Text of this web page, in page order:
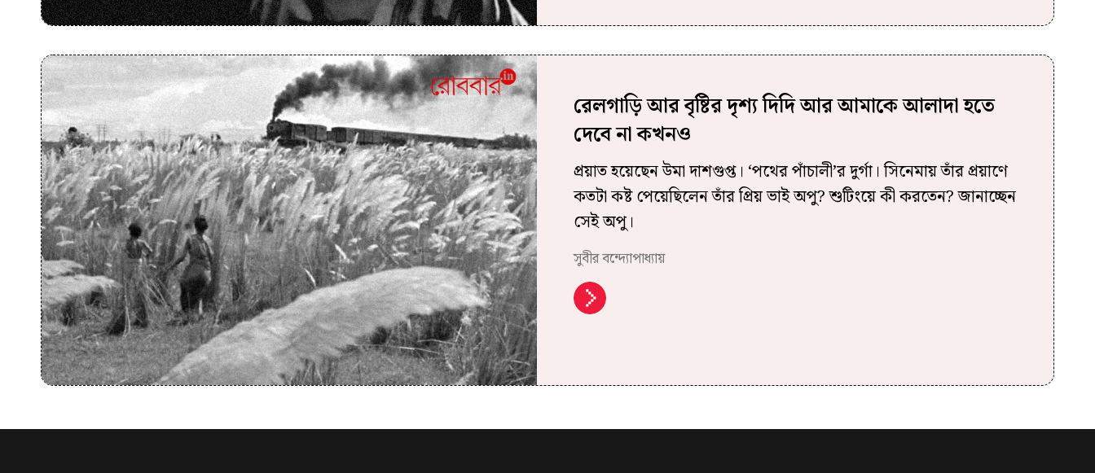
রেলগাড়ি আর বৃষ্টির দৃশ্য দিদি আর আমাকে আলাদা হতে
দেবে না কখনও
প্রয়াত হয়েছেন উমা দাশগুপ্ত। ‘পথের পাঁচালী’র দুর্গা। সিনেমায় তাঁর প্রয়াণে
কতটা কষ্ট পেয়েছিলেন তাঁর প্রিয় ভাই অপু? শুটিংয়ে কী করতেন? জানাচ্ছেন
সেই অপু।
সুবীর বন্দ্যোপাধ্যায়